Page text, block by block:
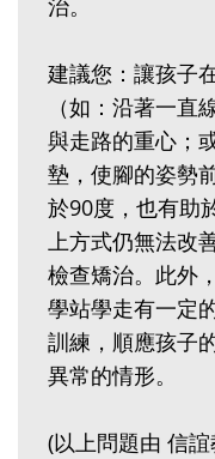
治。
建議您：讓孩子
（如：沿著一直
與走路的重心；
墊，使腳的姿勢
於90度，也有助
上方式仍無法改
檢查矯治。此外
學站學走有一定
訓練，順應孩子
異常的情形。
(以上問題由 信